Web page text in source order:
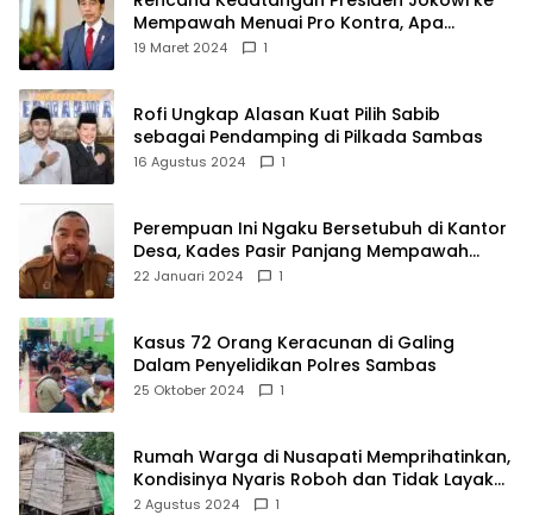
Mempawah Menuai Pro Kontra, Apa
Sebabnya?
19 Maret 2024 1
Rofi Ungkap Alasan Kuat Pilih Sabib
sebagai Pendamping di Pilkada Sambas
16 Agustus 2024 1
Perempuan Ini Ngaku Bersetubuh di Kantor
Desa, Kades Pasir Panjang Mempawah
Membantah: Silakan Buktikan!
22 Januari 2024 1
Kasus 72 Orang Keracunan di Galing
Dalam Penyelidikan Polres Sambas
25 Oktober 2024 1
Rumah Warga di Nusapati Memprihatinkan,
Kondisinya Nyaris Roboh dan Tidak Layak
Huni
2 Agustus 2024 1